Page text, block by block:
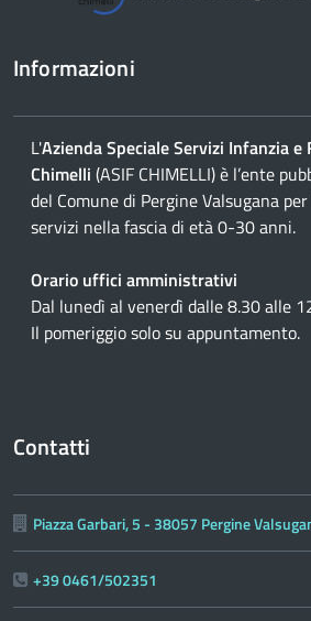
Informazioni
L'Azienda Speciale Servizi Infanzia e
Chimelli (ASIF CHIMELLI) è l’ente
del Comune di Pergine Valsugana
servizi nella fascia di età 0-30 anni.
Orario uffici amministrativi
Dal lunedì al venerdì dalle 8.30 alle
Il pomeriggio solo su appuntamento.
Contatti
Piazza Garbari, 5 - 38057 Pergine
+39 0461/502351